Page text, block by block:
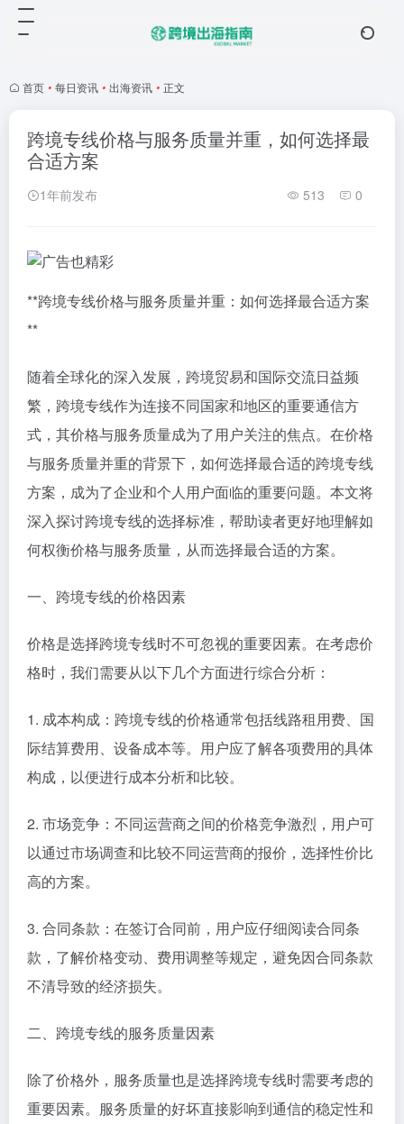
首页 • 每日资讯 • 出海资讯 • 正文
跨境专线价格与服务质量并重，如何选择最
合适方案
1年前发布 513 0
**跨境专线价格与服务质量并重：如何选择最合适方案
**
随着全球化的深入发展，跨境贸易和国际交流日益频
繁，跨境专线作为连接不同国家和地区的重要通信方
式，其价格与服务质量成为了用户关注的焦点。在价格
与服务质量并重的背景下，如何选择最合适的跨境专线
方案，成为了企业和个人用户面临的重要问题。本文将
深入探讨跨境专线的选择标准，帮助读者更好地理解如
何权衡价格与服务质量，从而选择最合适的方案。
一、跨境专线的价格因素
价格是选择跨境专线时不可忽视的重要因素。在考虑价
格时，我们需要从以下几个方面进行综合分析：
1. 成本构成：跨境专线的价格通常包括线路租用费、国
际结算费用、设备成本等。用户应了解各项费用的具体
构成，以便进行成本分析和比较。
2. 市场竞争：不同运营商之间的价格竞争激烈，用户可
以通过市场调查和比较不同运营商的报价，选择性价比
高的方案。
3. 合同条款：在签订合同前，用户应仔细阅读合同条
款，了解价格变动、费用调整等规定，避免因合同条款
不清导致的经济损失。
二、跨境专线的服务质量因素
除了价格外，服务质量也是选择跨境专线时需要考虑的
重要因素。服务质量的好坏直接影响到通信的稳定性和